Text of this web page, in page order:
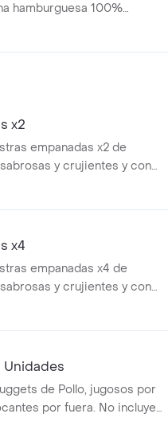
hamburguesa 100%
0% carne, hecha
x2
empanadas x2 de
y crujientes y con
queso.
x4
empanadas x4 de
y crujientes y con
queso.
de Pollo, jugosos por
por fuera. No incluye